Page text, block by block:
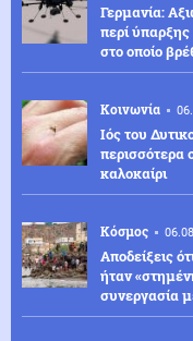
Γερμανία:
περί
στο οποίο
Κοινωνία
Ιός του
περισσότερα
καλοκαίρι
Κόσμος
Αποδείξεις
ήταν
συνεργασία